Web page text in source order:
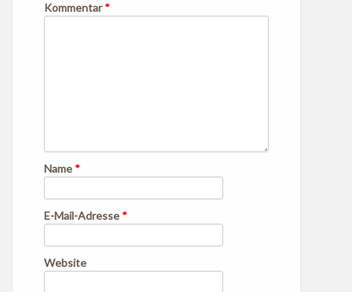
Kommentar*
Name *
E-Mail-Adresse *
Website